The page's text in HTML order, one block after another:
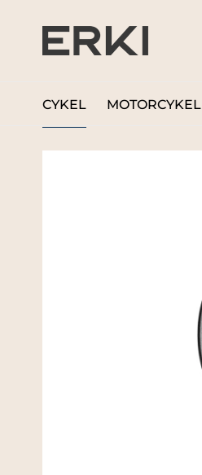
CYKEL MOTORCYKEL